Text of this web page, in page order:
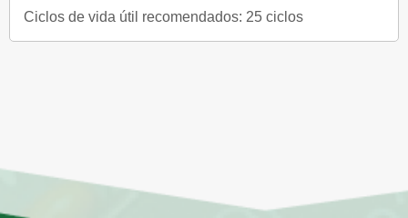
Ciclos de vida útil recomendados: 25 ciclos